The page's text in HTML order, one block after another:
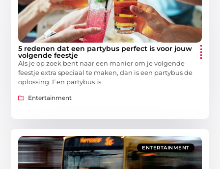
5 redenen dat een partybus perfect is voor jouw
volgende feestje
Als je op zoek bent naar een manier om je volgende
feestje extra speciaal te maken, dan is een partybus de
oplossing. Een partybus is
Entertainment
ENTERTAINMENT